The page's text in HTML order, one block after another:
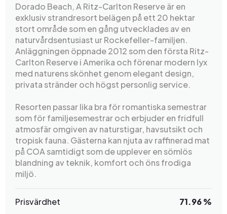
Dorado Beach, A Ritz-Carlton Reserve är en
exklusiv strandresort belägen på ett 20 hektar
stort område som en gång utvecklades av en
naturvårdsentusiast ur Rockefeller-familjen.
Anläggningen öppnade 2012 som den första Ritz-
Carlton Reserve i Amerika och förenar modern lyx
med naturens skönhet genom elegant design,
privata stränder och högst personlig service.
Resorten passar lika bra för romantiska semestrar
som för familjesemestrar och erbjuder en fridfull
atmosfär omgiven av naturstigar, havsutsikt och
tropisk fauna. Gästerna kan njuta av raffinerad mat
på COA samtidigt som de upplever en sömlös
blandning av teknik, komfort och öns frodiga
miljö.
Prisvärdhet 71.96 %